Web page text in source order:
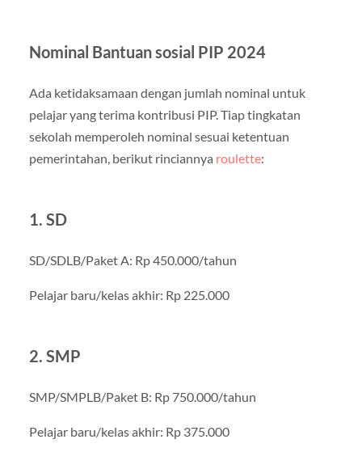
Nominal Bantuan sosial PIP 2024
Ada ketidaksamaan dengan jumlah nominal untuk
pelajar yang terima kontribusi PIP. Tiap tingkatan
sekolah memperoleh nominal sesuai ketentuan
pemerintahan, berikut rinciannya roulette:
1. SD
SD/SDLB/Paket A: Rp 450.000/tahun
Pelajar baru/kelas akhir: Rp 225.000
2. SMP
SMP/SMPLB/Paket B: Rp 750.000/tahun
Pelajar baru/kelas akhir: Rp 375.000